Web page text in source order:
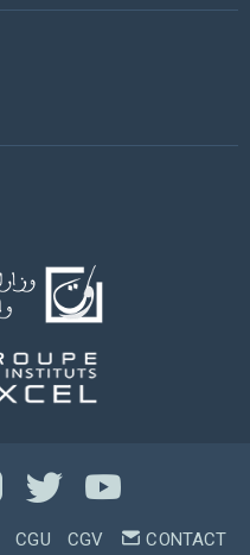
CGU CGV CONTACT